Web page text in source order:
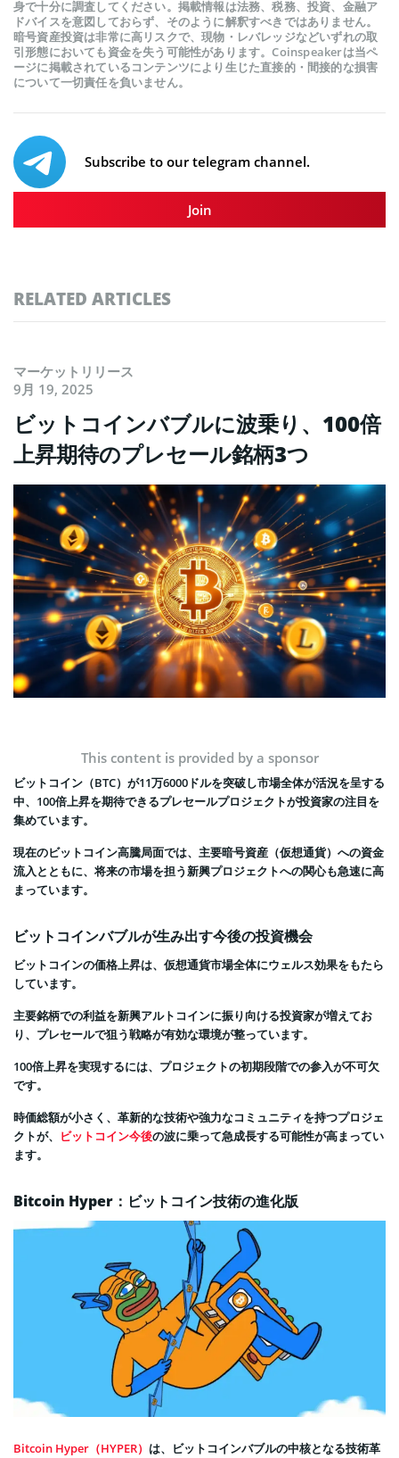
身で十分に調査してください。掲載情報は法務、税務、投資、金融ア
ドバイスを意図しておらず、そのように解釈すべきではありません。
暗号資産投資は非常に高リスクで、現物・レバレッジなどいずれの取
引形態においても資金を失う可能性があります。Coinspeakerは当ペ
ージに掲載されているコンテンツにより生じた直接的・間接的な損害
について一切責任を負いません。
Subscribe to our telegram channel.
Join
RELATED ARTICLES
マーケットリリース
9月 19, 2025
ビットコインバブルに波乗り、100倍
上昇期待のプレセール銘柄3つ
This content is provided by a sponsor
ビットコイン（BTC）が11万6000ドルを突破し市場全体が活況を呈する
中、100倍上昇を期待できるプレセールプロジェクトが投資家の注目を
集めています。
現在のビットコイン高騰局面では、主要暗号資産（仮想通貨）への資金
流入とともに、将来の市場を担う新興プロジェクトへの関心も急速に高
まっています。
ビットコインバブルが生み出す今後の投資機会
ビットコインの価格上昇は、仮想通貨市場全体にウェルス効果をもたら
しています。
主要銘柄での利益を新興アルトコインに振り向ける投資家が増えてお
り、プレセールで狙う戦略が有効な環境が整っています。
100倍上昇を実現するには、プロジェクトの初期段階での参入が不可欠
です。
時価総額が小さく、革新的な技術や強力なコミュニティを持つプロジェ
クトが、
ビットコイン今後の波に乗って急成長する可能性が高まってい
ます。
Bitcoin Hyper：ビットコイン技術の進化版
Bitcoin Hyper（HYPER） は、ビットコインバブルの中核となる技術革